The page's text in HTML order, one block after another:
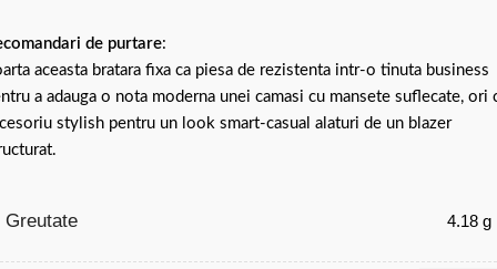
de purtare:
aceasta bratara fixa ca piesa de rezistenta intr-o tinuta business
a adauga o nota moderna unei camasi cu mansete suflecate, ori
stylish pentru un look smart-casual alaturi de un blazer
Greutate 4.18 g